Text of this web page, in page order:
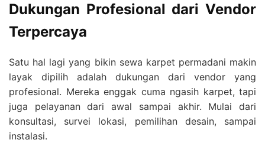
Dukungan Profesional dari Vendor
Terpercaya
Satu hal lagi yang bikin sewa karpet permadani makin
layak dipilih adalah dukungan dari vendor yang
profesional. Mereka enggak cuma ngasih karpet, tapi
juga pelayanan dari awal sampai akhir. Mulai dari
konsultasi, survei lokasi, pemilihan desain, sampai
instalasi.